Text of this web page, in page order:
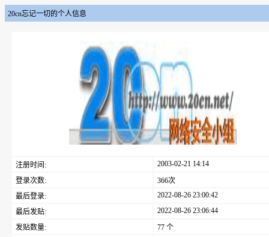
20cn忘记一切的个人信息
注册时间:
2003-02-21 14:14
登录次数:
366次
最后登录:
2022-08-26 23:00:42
最后发贴:
2022-08-26 23:06:44
发贴数量:
77 个